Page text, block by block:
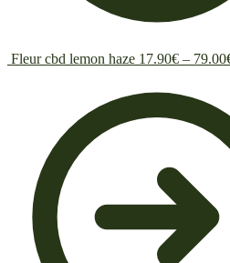
Fleur cbd lemon haze 17.90€ – 79.00